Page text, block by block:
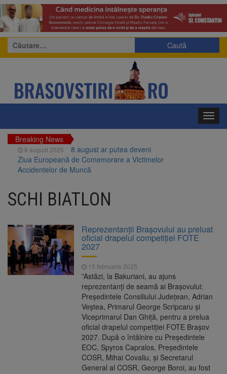
Caută
după:
Breaking News
8 august 2026
8 august ar putea deveni
Ziua Europeană de Comemorare a Victimelor
Accidentelor de Muncă
fostului complex Duplex 91, de lângă Piața
Star
Nivelul Dunării a început să crească
8 august 2026
Asociația Română pentru
Iluminat cere reducerea luminii pe timpul
nopții, nu oprirea iluminatului public
7 august 2026
Trafic blocat pe DN1E Brașov
– Poiana Brașov după un accident. Două
persoane primesc îngrijiri medicale
Se schimbă examenul de
medic specialist. Subiecte unice în toată țara,
aceeași oră și același barem
SCHI BIATLON
Reprezentanții Brașovului au preluat
oficial drapelul competiției FOTE
2027
15 februarie 2025
”Astăzi, la Bakuriani, au ajuns
reprezentanți de seamă ai Brașovului:
Președintele Consiliului Județean, Adrian
Veștea, Primarul George Scripcaru și
Viceprimarul Dan Ghiță, pentru a prelua
oficial drapelul competiției FOTE Brașov
2027. După o întâlnire cu Președintele
EOC, Spyros Capralos, Președintele
COSR, Mihai Covaliu, și Secretarul
General al COSR, George Boroi, au fost